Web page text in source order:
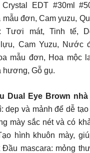
EDT #30ml
đơn, Cam yuzu,
Tươi mát, Tinh tế,
Cam Yuzu, Nước
mẫu đơn, Hoa mộc
hương, Gỗ gụ.
Dual Eye Brown
dẹp và mảnh để dễ tạo
mày sắc nét và có
hình khuôn mày,
mascara: mỏng